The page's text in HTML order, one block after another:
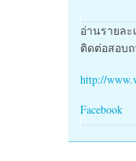
อ่านรายละ
ติดต่อสอบถ
http://
Facebook